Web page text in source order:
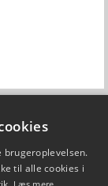
brugeroplevelsen.
til alle cookies i